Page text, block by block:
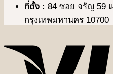
ที่ตั้ง : 84 ซอย จรัญ 59
กรุงเทพมหานคร 10700